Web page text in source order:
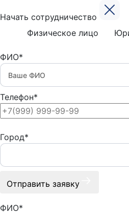
Начать сотрудничество
Физическое лицо
ФИО*
Телефон*
Город*
Отправить заявку
ФИО*